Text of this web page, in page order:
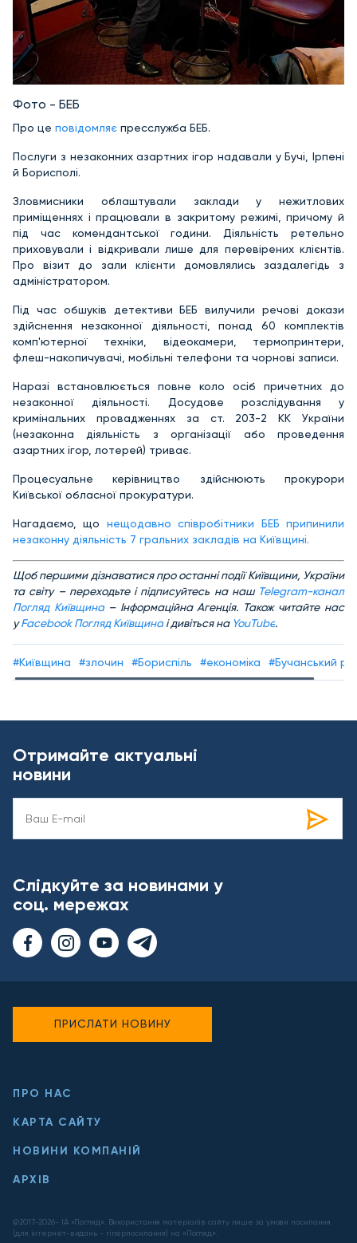
Фото - БЕБ
Про це повідомляє пресслужба БЕБ.
Послуги з незаконних азартних ігор надавали у Бучі, Ірпені
й Борисполі.
Зловмисники облаштували заклади у нежитлових
приміщеннях і працювали в закритому режимі, причому й
під час комендантської години. Діяльність ретельно
приховували і відкривали лише для перевірених клієнтів.
Про візит до зали клієнти домовлялись заздалегідь з
адміністратором.
Під час обшуків детективи БЕБ вилучили речові докази
здійснення незаконної діяльності, понад 60 комплектів
комп'ютерної техніки, відеокамери, термопринтери,
флеш-накопичувачі, мобільні телефони та чорнові записи.
Наразі встановлюється повне коло осіб причетних до
незаконної діяльності. Досудове розслідування у
кримінальних провадженнях за ст. 203-2 КК України
(незаконна діяльність з організації або проведення
азартних ігор, лотерей) триває.
Процесуальне керівництво здійснюють прокурори
Київської обласної прокуратури.
Нагадаємо, що нещодавно співробітники БЕБ припинили
незаконну діяльність 7 гральних закладів на Київщині.
Щоб першими дізнаватися про останні події Київщини, України
та світу – переходьте і підписуйтесь на наш Telegram-канал
Погляд Київщина– Інформаційна Агенція. Також читайте нас
уFacebook Погляд Київщина і дивіться на YouTube.
#Київщина #злочин #Бориспіль #економіка #Бучанський
Отримайте актуальні
новини
Слідкуйте за новинами у
соц. мережах
ПРО НАС
КАРТА САЙТУ
НОВИНИ КОМПАНІЙ
АРХІВ
@2017-2026- ІА «Погляд». Використання матеріалів сайту лише за умови посилання
(для інтернет-видань - гіперпосилання) на «Погляд».
ПРИСЛАТИ НОВИНУ